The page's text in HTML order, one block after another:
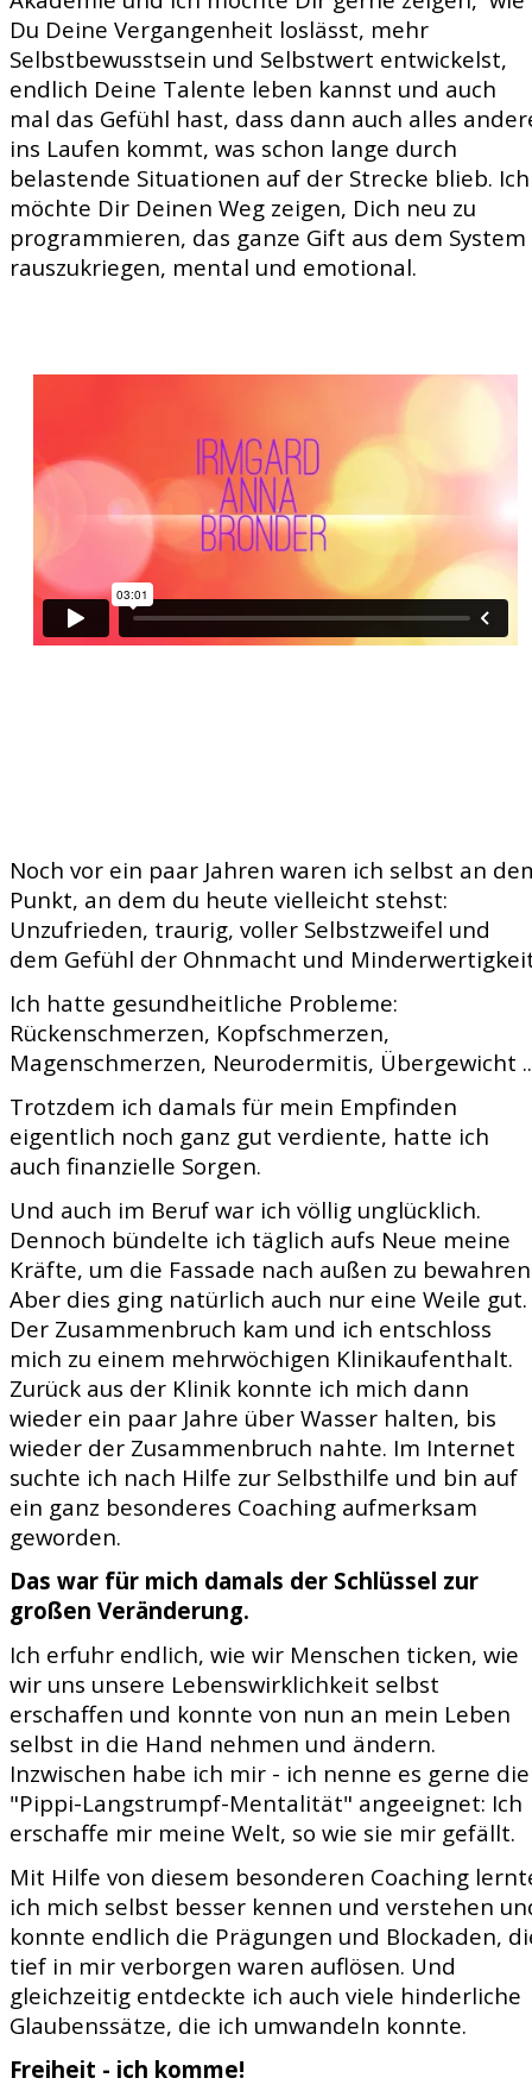
Du Deine Vergangenheit loslässt, mehr
Selbstbewusstsein und Selbstwert entwickelst,
endlich Deine Talente leben kannst und auch
mal das Gefühl hast, dass dann auch alles
ins Laufen kommt, was schon lange durch
belastende Situationen auf der Strecke blieb. Ich
möchte Dir Deinen Weg zeigen, Dich neu zu
programmieren, das ganze Gift aus dem System
rauszukriegen, mental und emotional.
Noch vor ein paar Jahren waren ich selbst an
Punkt, an dem du heute vielleicht stehst:
Unzufrieden, traurig, voller Selbstzweifel und
dem Gefühl der Ohnmacht und
Ich hatte gesundheitliche Probleme:
Rückenschmerzen, Kopfschmerzen,
Magenschmerzen, Neurodermitis, Übergewicht
Trotzdem ich damals für mein Empfinden
eigentlich noch ganz gut verdiente, hatte ich
auch finanzielle Sorgen.
Und auch im Beruf war ich völlig unglücklich.
Dennoch bündelte ich täglich aufs Neue meine
Kräfte, um die Fassade nach außen zu
Aber dies ging natürlich auch nur eine Weile gut.
Der Zusammenbruch kam und ich entschloss
mich zu einem mehrwöchigen Klinikaufenthalt.
Zurück aus der Klinik konnte ich mich dann
wieder ein paar Jahre über Wasser halten, bis
wieder der Zusammenbruch nahte. Im Internet
suchte ich nach Hilfe zur Selbsthilfe und bin auf
ein ganz besonderes Coaching aufmerksam
geworden.
Das war für mich damals der Schlüssel zur
großen Veränderung.
Ich erfuhr endlich, wie wir Menschen ticken, wie
wir uns unsere Lebenswirklichkeit selbst
erschaffen und konnte von nun an mein Leben
selbst in die Hand nehmen und ändern.
Inzwischen habe ich mir - ich nenne es gerne die
"Pippi-Langstrumpf-Mentalität" angeeignet: Ich
erschaffe mir meine Welt, so wie sie mir gefällt.
Mit Hilfe von diesem besonderen Coaching
ich mich selbst besser kennen und verstehen
konnte endlich die Prägungen und Blockaden,
tief in mir verborgen waren auflösen. Und
gleichzeitig entdeckte ich auch viele hinderliche
Glaubenssätze, die ich umwandeln konnte.
Freiheit - ich komme!